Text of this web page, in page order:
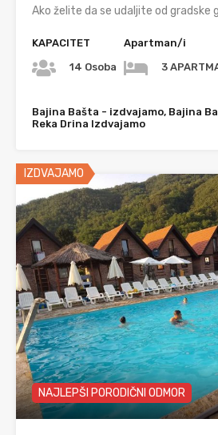
Ako želite da se udaljite od gradske
KAPACITET
14 Osoba
Apartman/i
3
Bajina Bašta - izdvajamo, Bajina
Reka Drina Izdvajamo
IZDVAJAMO
NAJLEPŠI PORODIČNI ODMOR